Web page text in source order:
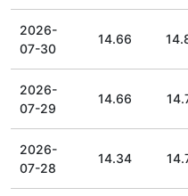
2026-
07-30
14.66
2026-
07-29
14.66
2026-
07-28
14.34